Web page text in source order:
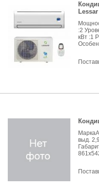
:2
кВт :1
выд.